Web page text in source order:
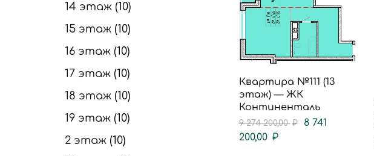
Квартира №111 (13
этаж) — ЖК
Континенталь
9 274 200,00 ₽
8 741
200,00 ₽
14 этаж 10
15 этаж 10
16 этаж 10
17 этаж 10
18 этаж 10
19 этаж 10
2 этаж 10